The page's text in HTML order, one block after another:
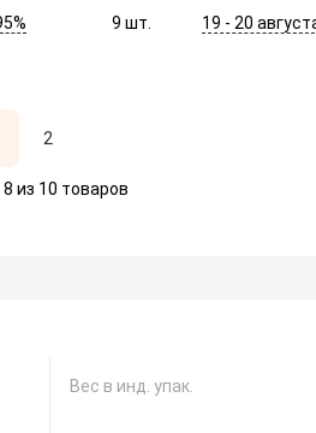
9шт. 19 - 20
2
из 10 товаров
Вес в инд. упак.